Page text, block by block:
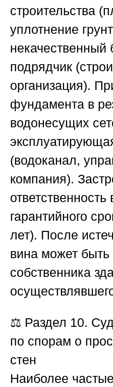
строительства
уплотнение
подрядчик
организация).
фундамента в
водонесущих
(водоканал,
компания).
ответственность
гарантийного
лет). После
вина может
собственника
⚖️ Раздел 10.
по спорам о
стен
Наиболее